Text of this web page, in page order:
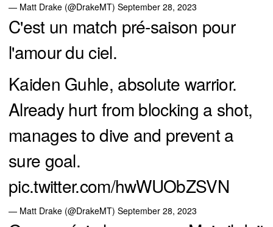
— Matt Drake (@DrakeMT) September 28, 2023
C'est un match pré-saison pour
l'amour du ciel.
Kaiden Guhle, absolute warrior.
Already hurt from blocking a shot,
manages to dive and prevent a
sure goal.
pic.twitter.com/hwWUObZSVN
— Matt Drake (@DrakeMT) September 28, 2023